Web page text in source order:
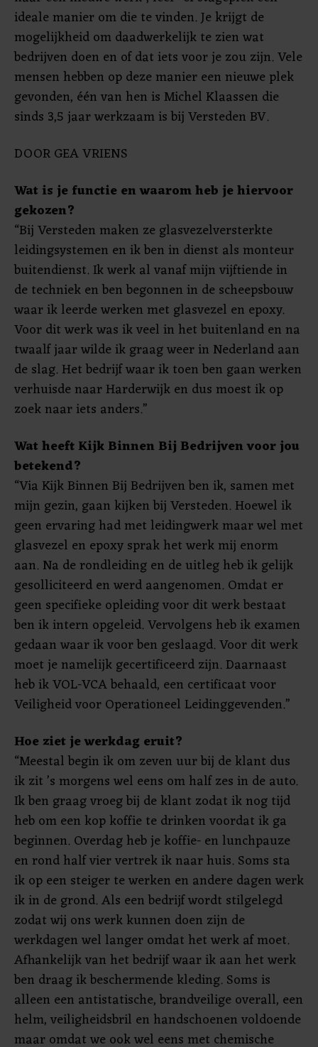
ideale manier om die te vinden. Je krijgt de
mogelijkheid om daadwerkelijk te zien wat
bedrijven doen en of dat iets voor je zou zijn. Vele
mensen hebben op deze manier een nieuwe plek
gevonden, één van hen is Michel Klaassen die
sinds 3,5 jaar werkzaam is bij Versteden BV.
DOOR GEA VRIENS
Wat is je functie en waarom heb je hiervoor
gekozen?
“Bij Versteden maken ze glasvezelversterkte
leidingsystemen en ik ben in dienst als monteur
buitendienst. Ik werk al vanaf mijn vijftiende in
de techniek en ben begonnen in de scheepsbouw
waar ik leerde werken met glasvezel en epoxy.
Voor dit werk was ik veel in het buitenland en na
twaalf jaar wilde ik graag weer in Nederland aan
de slag. Het bedrijf waar ik toen ben gaan werken
verhuisde naar Harderwijk en dus moest ik op
zoek naar iets anders.”
Wat heeft Kijk Binnen Bij Bedrijven voor jou
betekend?
“Via Kijk Binnen Bij Bedrijven ben ik, samen met
mijn gezin, gaan kijken bij Versteden. Hoewel ik
geen ervaring had met leidingwerk maar wel met
glasvezel en epoxy sprak het werk mij enorm
aan. Na de rondleiding en de uitleg heb ik gelijk
gesolliciteerd en werd aangenomen. Omdat er
geen specifieke opleiding voor dit werk bestaat
ben ik intern opgeleid. Vervolgens heb ik examen
gedaan waar ik voor ben geslaagd. Voor dit werk
moet je namelijk gecertificeerd zijn. Daarnaast
heb ik VOL-VCA behaald, een certificaat voor
Veiligheid voor Operationeel Leidinggevenden.”
Hoe ziet je werkdag eruit?
“Meestal begin ik om zeven uur bij de klant dus
ik zit ’s morgens wel eens om half zes in de auto.
Ik ben graag vroeg bij de klant zodat ik nog tijd
heb om een kop koffie te drinken voordat ik ga
beginnen. Overdag heb je koffie- en lunchpauze
en rond half vier vertrek ik naar huis. Soms sta
ik op een steiger te werken en andere dagen werk
ik in de grond. Als een bedrijf wordt stilgelegd
zodat wij ons werk kunnen doen zijn de
werkdagen wel langer omdat het werk af moet.
Afhankelijk van het bedrijf waar ik aan het werk
ben draag ik beschermende kleding. Soms is
alleen een antistatische, brandveilige overall, een
helm, veiligheidsbril en handschoenen voldoende
maar omdat we ook wel eens met chemische